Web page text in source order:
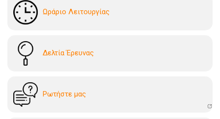
Ωράριο Λειτουργίας
Δελτία Έρευνας
Ρωτήστε μας